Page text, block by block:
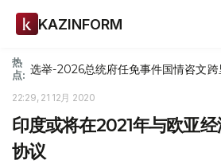
KAZINFORM
热
点: 选举-2026总统府任免事件国情咨文
22:29, 21 12月 2020
印度或将在2021年与欧亚
协议